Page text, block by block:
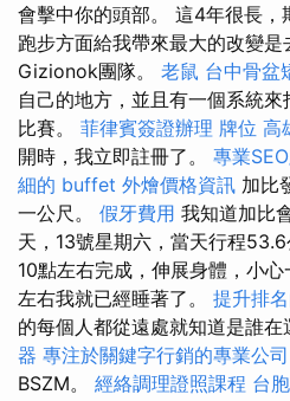
會擊中你的頭部。 這4年很長，
跑步方面給我帶來最大的改變
Gizionok團隊。 老鼠 台中骨盆
自己的地方，並且有一個系統
比賽。 菲律賓簽證辦理 牌位 高
開時，我立即註冊了。 專業
細的 buffet 外燴價格資訊 加比
一公尺。 假牙費用 我知道加比
天，13號星期六，當天行程
10點左右完成，伸展身體，小
左右我就已經睡著了。 提升排
的每個人都從遠處就知道是誰在
器 專注於關鍵字行銷的專業公司
BSZM。 經絡調理證照課程 台